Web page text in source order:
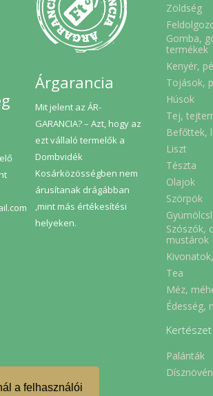
a felhasználói
Árgarancia
Mit jelent az ÁR-
GARANCIA? – Azt, hogy az
ezt vállaló termelők a
Dombvidék
Kosárközösségben nem
árusítanak drágábban
,mint más értékesítési
helyeken.
Zöldség
Gomba,
termékek
Kenyér,
Tojások,
Húsok
Tej,
Befőttek,
Liszt
Tészta
Olajok
Szörpök
Szószók,
mustárok
Tea
Méz,
Édesség,
Kertészet
Palánták